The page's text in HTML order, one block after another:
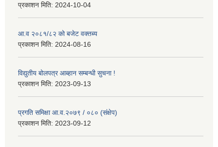
प्रकाशन मिति: 2024-10-04
आ.व २०८१/८२ को बजेट वक्तब्य
प्रकाशन मिति: 2024-08-16
विद्युतीय बोलपत्र आब्हान सम्बन्धी सुचना !
प्रकाशन मिति: 2023-09-13
प्रगति समिक्षा आ.व.२०७९ / ०८० (संक्षेप)
प्रकाशन मिति: 2023-09-12